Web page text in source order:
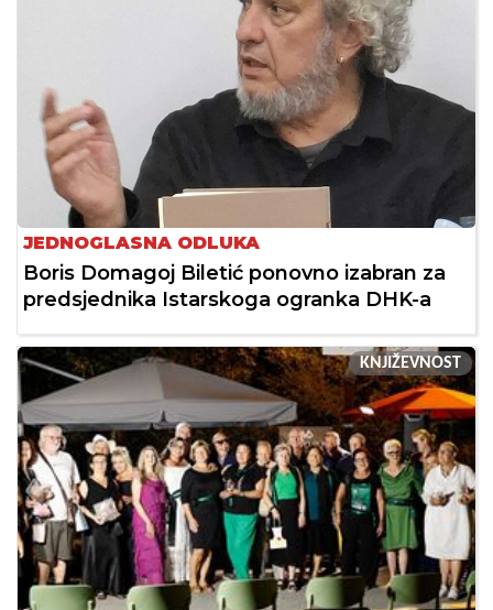
JEDNOGLASNA ODLUKA
Boris Domagoj Biletić ponovno izabran za
predsjednika Istarskoga ogranka DHK-a
KNJIŽEVNOST